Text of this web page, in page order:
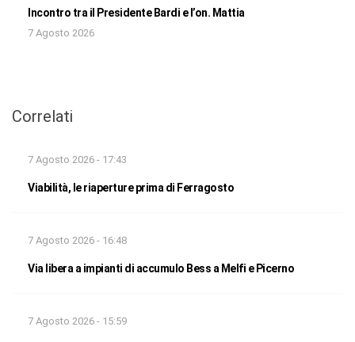
Incontro tra il Presidente Bardi e l’on. Mattia
7 Agosto 2026
Correlati
7 Agosto 2026 - 17:43
Viabilità, le riaperture prima di Ferragosto
7 Agosto 2026 - 16:48
Via libera a impianti di accumulo Bess a Melfi e Picerno
7 Agosto 2026 - 15:59